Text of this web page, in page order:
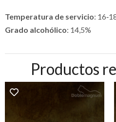
Temperatura de servicio:
Grado alcohólico: 14,5%
Productos